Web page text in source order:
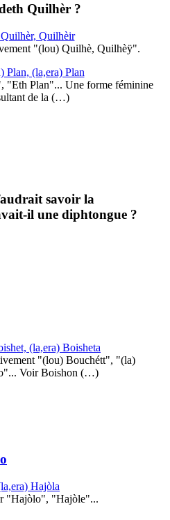
Quilhèr ?
Quilhèir
"(lou) Quilhè, Quilhèÿ".
Plan, (la,era) Plan
"Eth Plan"... Une forme féminine
de la (…)
savoir la
il une diphtongue ?
(la,era) Boisheta
"(lou) Bouchétt", "(la)
Voir Boishon (…)
Hajòla
"Hajòlo", "Hajòle"...